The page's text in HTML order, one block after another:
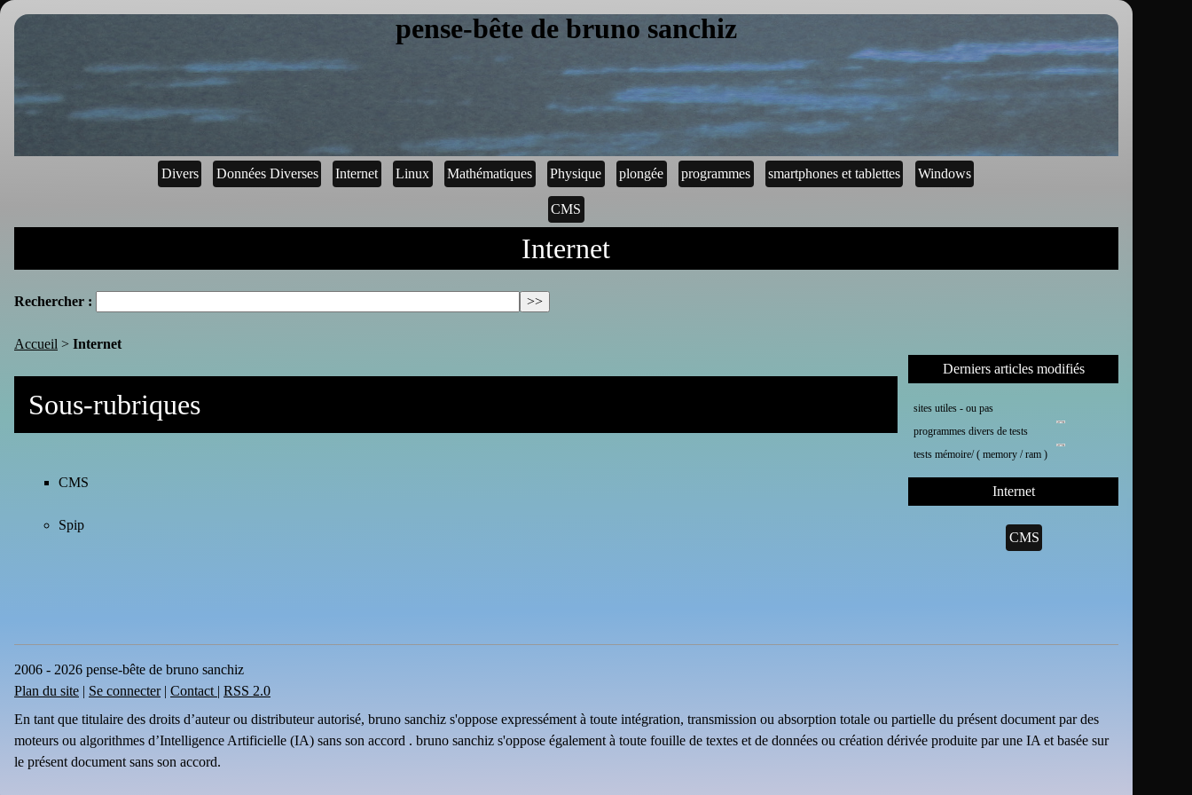
pense-bête de bruno sanchiz
Divers Données Diverses Internet Linux Mathématiques Physique plongée programmes smartphones et tablettes Windows
CMS
Internet
Rechercher :
Accueil > Internet
Sous-rubriques
CMS
Spip
Derniers articles modifiés
sites utiles - ou pas
programmes divers de tests
tests mémoire/ ( memory / ram )
Internet
CMS
2006 - 2026 pense-bête de bruno sanchiz
Plan du site | Se connecter| Contact | RSS 2.0
En tant que titulaire des droits d’auteur ou distributeur autorisé, bruno sanchiz s'oppose expressément à toute intégration, transmission ou absorption totale ou partielle du présent document par des
moteurs ou algorithmes d’Intelligence Artificielle (IA) sans son accord . bruno sanchiz s'oppose également à toute fouille de textes et de données ou création dérivée produite par une IA et basée sur
le présent document sans son accord.